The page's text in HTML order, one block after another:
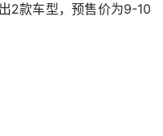
2款车型，预售价为9-10